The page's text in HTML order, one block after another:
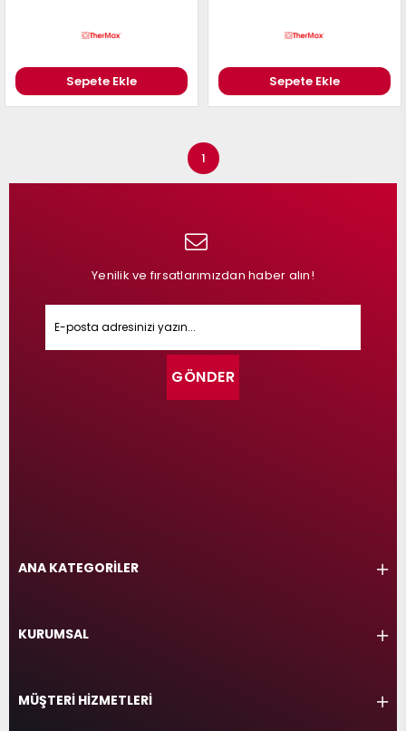
Sepete Ekle Sepete Ekle
1
Yenilik ve fırsatlarımızdan haber alın!
GÖNDER
ANA KATEGORİLER
KURUMSAL
MÜŞTERİ HİZMETLERİ